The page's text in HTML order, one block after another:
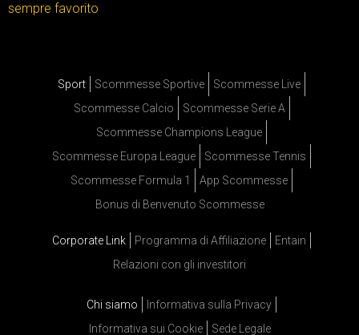
sempre favorito
Sport Scommesse Sportive
Scommesse Live
Scommesse Calcio
Scommesse Serie A
Scommesse Champions League
Scommesse Europa League
Scommesse Tennis
Scommesse Formula 1
App Scommesse
Bonus di Benvenuto Scommesse
Corporate Link Programma di Affiliazione
Entain
Relazioni con gli investitori
Chi siamo
Informativa sulla Privacy
Informativa sui Cookie
Sede Legale